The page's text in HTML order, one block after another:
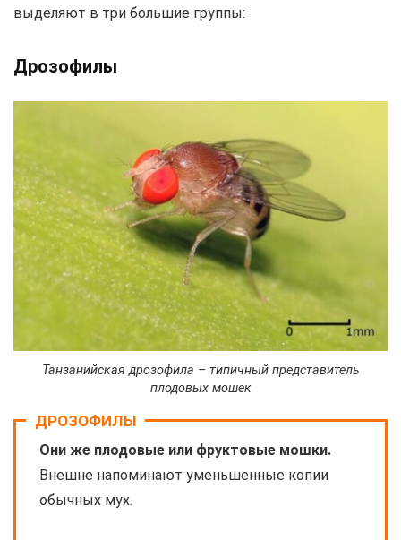
выделяют в три большие группы:
Дрозофилы
Танзанийская дрозофила – типичный представитель
плодовых мошек
ДРОЗОФИЛЫ
Они же плодовые или фруктовые мошки.
Внешне напоминают уменьшенные копии
обычных мух.